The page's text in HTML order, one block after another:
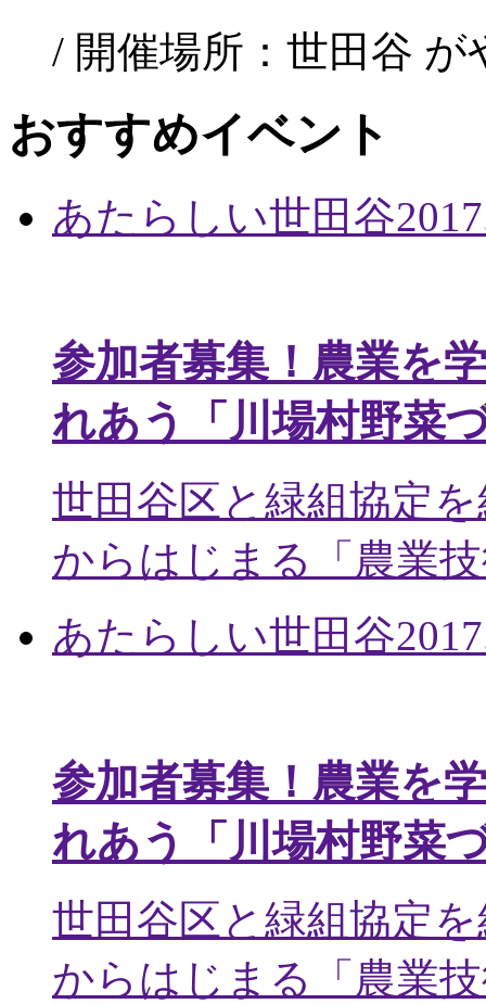
/ 開催場所：世田谷
おすすめイベント
あたらしい世田谷
参加者募集！農業を
れあう「川場村野菜
世田谷区と緑組協定
からはじまる「農業
あたらしい世田谷
参加者募集！農業を
れあう「川場村野菜
世田谷区と緑組協定
からはじまる「農業